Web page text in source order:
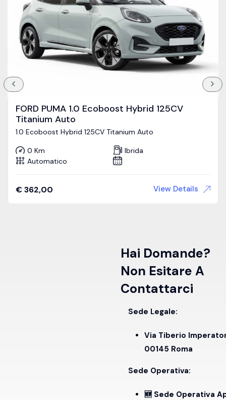
FORD PUMA 1.0 Ecoboost Hybrid 125CV
Titanium Auto
1.0 Ecoboost Hybrid 125CV Titanium Auto
0 Km
Ibrida
Automatico
€362,00 View Details
Hai Domande?
Non Esitare A
Contattarci
Sede Legale:
Via Tiberio
00145 Roma
Sede Operativa:
🆕 Sede Operativa